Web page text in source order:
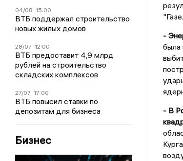
04/08 15:00
ВТБ поддержал строительство
новых жилых домов
28/07 12:00
ВТБ предоставит 4,9 млрд
рублей на строительство
складских комплексов
27/07 17:00
ВТБ повысил ставки по
депозитам для бизнеса
Бизнес
-
была
- В